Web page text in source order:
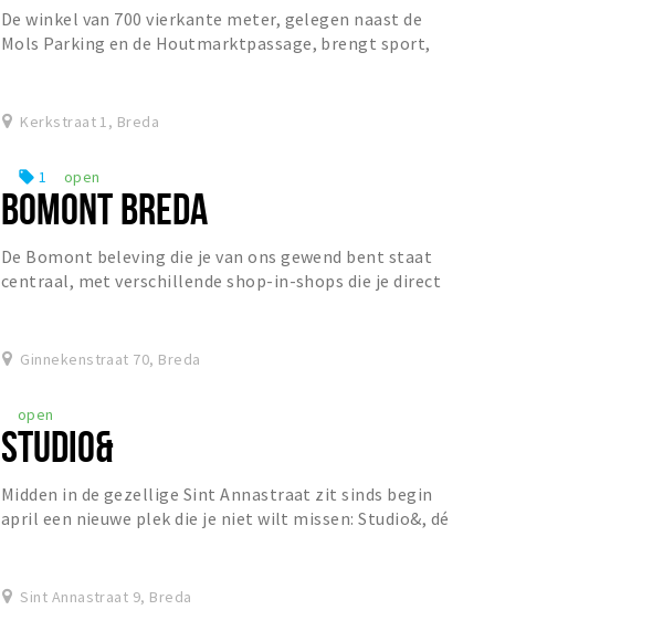
De winkel van 700 vierkante meter, gelegen naast de
Mols Parking en de Houtmarktpassage, brengt sport,
Kerkstraat 1, Breda
local_offer 1 open
BOMONT BREDA
De Bomont beleving die je van ons gewend bent staat
centraal, met verschillende shop-in-shops die je direct
Ginnekenstraat 70, Breda
open
STUDIO&
Midden in de gezellige Sint Annastraat zit sinds begin
april een nieuwe plek die je niet wilt missen: Studio&, dé
Sint Annastraat 9, Breda